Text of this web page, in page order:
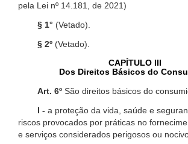
pela Lei nº 14.181, de 2021)
§ 1° (Vetado).
§ 2º (Vetado).
CAPÍTULO III
Dos Direitos Básicos do
Art. 6º São direitos básicos do
I - a proteção da vida, saúde e
riscos provocados por práticas no
e serviços considerados perigosos ou